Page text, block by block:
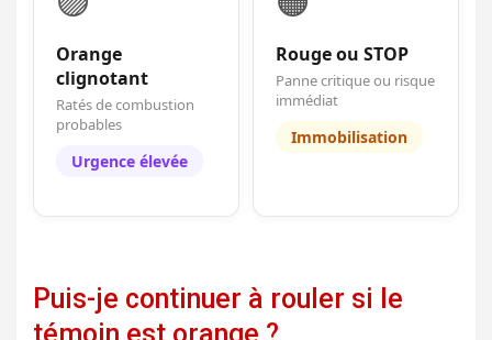
Orange
clignotant
Ratés de combustion
probables
Urgence élevée
Rouge ou STOP
Panne critique ou risque
immédiat
Immobilisation
Puis-je continuer à rouler si le
témoin est orange ?